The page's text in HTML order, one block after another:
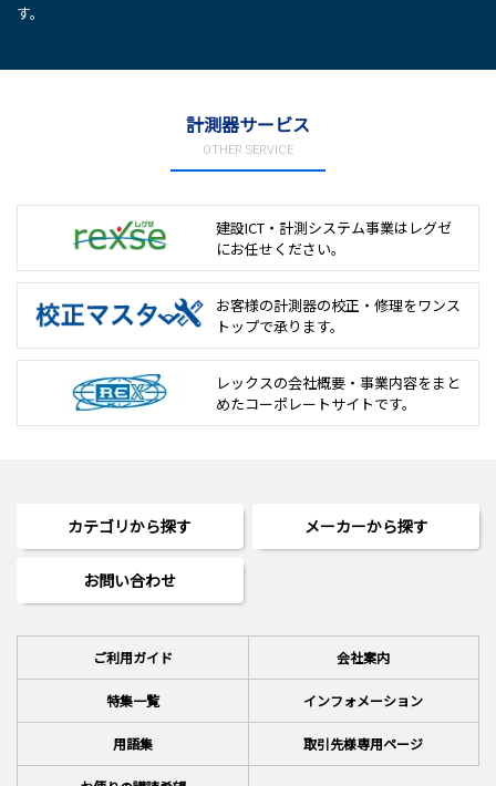
す。
計測器サービス
OTHER SERVICE
建設ICT・計測システム事業は レグゼ
にお任せください。
お客様の計測器の校正・修理をワンス
トップで承ります。
レックスの会社概要・事業内容をまと
めたコーポレートサイトです。
カテゴリから探す メーカーから探す
お問い合わせ
ご利用ガイド 会社案内
特集一覧 インフォメーション
用語集 取引先様専用ページ